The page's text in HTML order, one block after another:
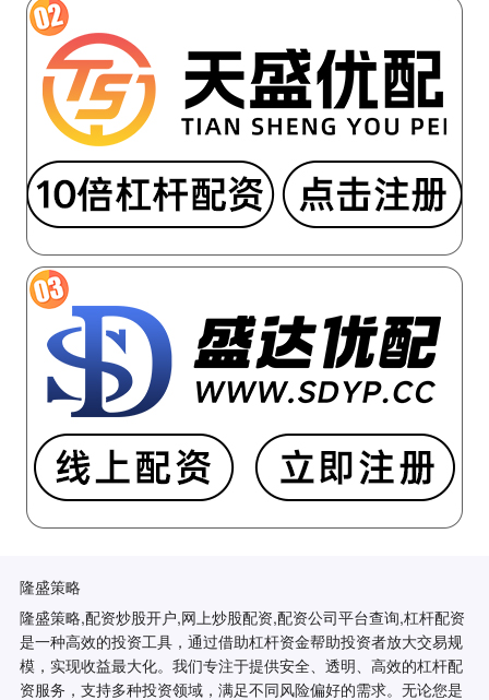
隆盛策略
隆盛策略,配资炒股开户,网上炒股配资,配资公司平台查询,杠杆配资
是一种高效的投资工具，通过借助杠杆资金帮助投资者放大交易规
模，实现收益最大化。我们专注于提供安全、透明、高效的杠杆配
资服务，支持多种投资领域，满足不同风险偏好的需求。无论您是